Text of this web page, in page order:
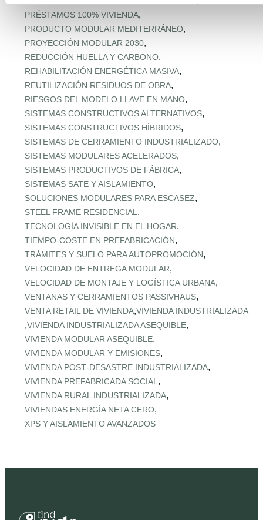
PRÉSTAMOS 100% VIVIENDA,
PRODUCTO MODULAR MEDITERRÁNEO,
PROYECCIÓN MODULAR 2030,
REDUCCIÓN HUELLA Y CARBONO,
REHABILITACIÓN ENERGÉTICA MASIVA,
REUTILIZACIÓN RESIDUOS DE OBRA,
RIESGOS DEL MODELO LLAVE EN MANO,
SISTEMAS CONSTRUCTIVOS ALTERNATIVOS,
SISTEMAS CONSTRUCTIVOS HÍBRIDOS,
SISTEMAS DE CERRAMIENTO INDUSTRIALIZADO,
SISTEMAS MODULARES ACELERADOS,
SISTEMAS PRODUCTIVOS DE FÁBRICA,
SISTEMAS SATE Y AISLAMIENTO,
SOLUCIONES MODULARES PARA ESCASEZ,
STEEL FRAME RESIDENCIAL ,
TECNOLOGÍA INVISIBLE EN EL HOGAR,
TIEMPO‑COSTE EN PREFABRICACIÓN,
TRÁMITES Y SUELO PARA AUTOPROMOCIÓN,
VELOCIDAD DE ENTREGA MODULAR,
VELOCIDAD DE MONTAJE Y LOGÍSTICA URBANA,
VENTANAS Y CERRAMIENTOS PASSIVHAUS,
VENTA RETAIL DE VIVIENDA,VIVIENDA INDUSTRIALIZADA
,VIVIENDA INDUSTRIALIZADA ASEQUIBLE,
VIVIENDA MODULAR ASEQUIBLE,
VIVIENDA MODULAR Y EMISIONES,
VIVIENDA POST‑DESASTRE INDUSTRIALIZADA,
VIVIENDA PREFABRICADA SOCIAL ,
VIVIENDA RURAL INDUSTRIALIZADA,
VIVIENDAS ENERGÍA NETA CERO,
XPS Y AISLAMIENTO AVANZADOS